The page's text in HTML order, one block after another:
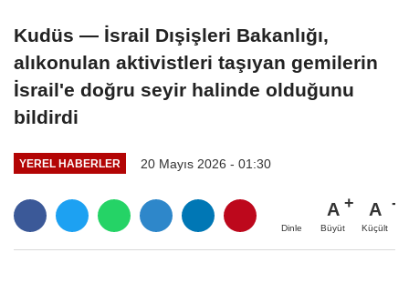
Kudüs — İsrail Dışişleri Bakanlığı,
alıkonulan aktivistleri taşıyan gemilerin
İsrail'e doğru seyir halinde olduğunu
bildirdi
YEREL HABERLER 20 Mayıs 2026 - 01:30
Dinle
A
Büyüt
A
Küçült